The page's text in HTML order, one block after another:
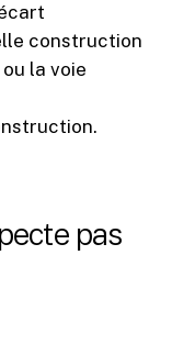
construction
la voie
pas